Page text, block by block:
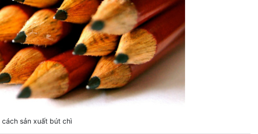
sản xuất bút chì